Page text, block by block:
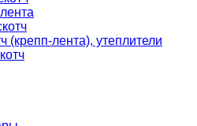
(крепп-лента), утеплители